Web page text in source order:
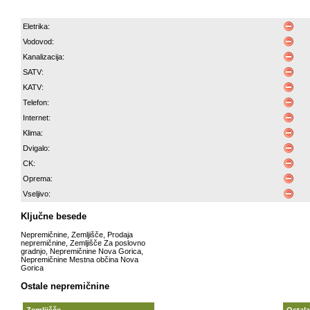
Eletrika:
Vodovod:
Kanalizacija:
SATV:
KATV:
Telefon:
Internet:
Klima:
Dvigalo:
CK:
Oprema:
Vseljivo:
Ključne besede
Nepremičnine Zemljišče Prodaja
nepremičnine Zemljišče Za poslovno
gradnjo Nepremičnine Nova Gorica
Nepremičnine Mestna občina Nova
Gorica
Ostale nepremičnine